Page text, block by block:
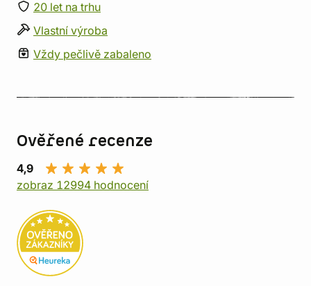
20 let na trhu
Vlastní výroba
Vždy pečlivě zabaleno
Ověřené recenze
4,9
zobraz 12994 hodnocení